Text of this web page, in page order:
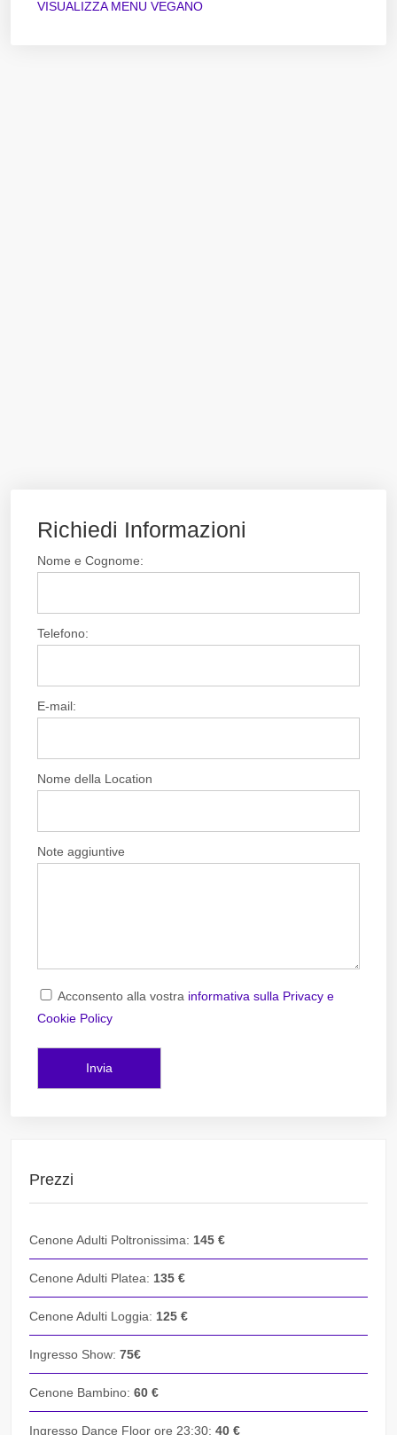
VISUALIZZA MENU VEGANO
Richiedi Informazioni
Nome e Cognome:
Telefono:
E-mail:
Nome della Location
Note aggiuntive
Acconsento alla vostra informativa sulla Privacy e
Cookie Policy
Prezzi
Cenone Adulti Poltronissima: 145 €
Cenone Adulti Platea: 135 €
Cenone Adulti Loggia: 125 €
Ingresso Show: 75€
Cenone Bambino: 60 €
Ingresso Dance Floor ore 23:30: 40 €